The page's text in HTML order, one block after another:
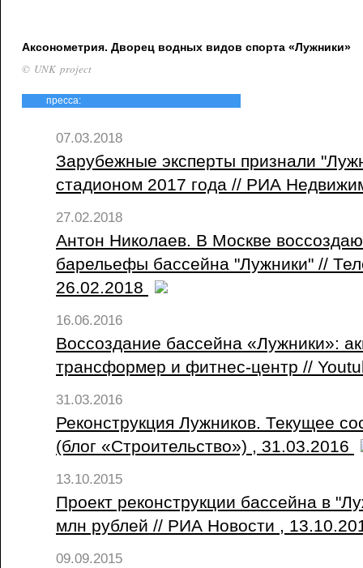
Аксонометрия. Дворец водных видов спорта «Лужники»
© UNK project
пресса:
07.03.2018
Зарубежные эксперты признали
стадионом 2017 года // РИА
27.02.2018
Антон Николаев. В Москве
барельефы бассейна "Лужники" //
26.02.2018
16.06.2016
Воссоздание бассейна «Лужники»:
трансформер и фитнес-центр //
31.03.2016
Реконструкция Лужников. Текущее
(блог «Строительство») , 31.03.2016
13.10.2015
Проект реконструкции бассейна в
млн рублей // РИА Новости ,
09.09.2015